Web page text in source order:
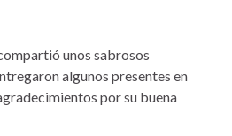
unos sabrosos
algunos presentes en
por su buena